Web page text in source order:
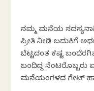
ನಮ್ಮ ಮನೆಯ
ಪ್ರೀತಿ ನೀಡಿ ಬದುಕಿಗೆ
ಬೆಟ್ಟದಂತ ಕಷ್ಟ
ಬಂದಿದ್ದ
ಮನೆಯಂಗಳದ ಗೇಟ್